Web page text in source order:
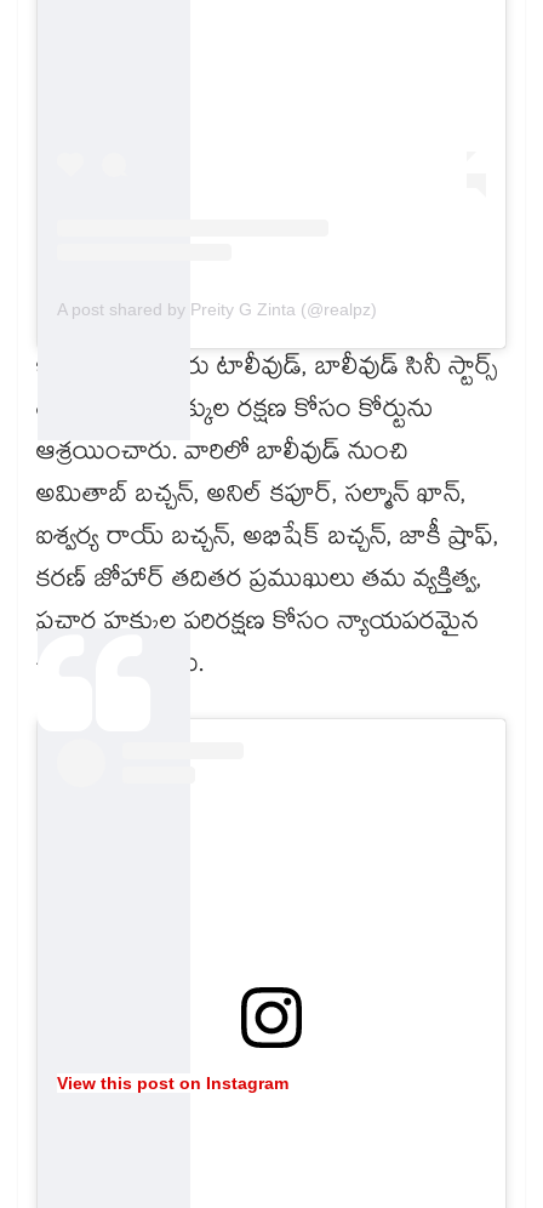
A post shared by Preity G Zinta (@realpz)
ఇప్పటికే పలువురు టాలీవుడ్, బాలీవుడ్ సినీ స్టార్స్
తమ వ్యక్తిత్వ హక్కుల రక్షణ కోసం కోర్టును
ఆశ్రయించారు. వారిలో బాలీవుడ్ నుంచి
అమితాబ్ బచ్చన్, అనిల్ కపూర్, సల్మాన్ ఖాన్,
ఐశ్వర్య రాయ్ బచ్చన్, అభిషేక్ బచ్చన్, జాకీ ష్రాఫ్,
కరణ్ జోహార్ తదితర ప్రముఖులు తమ వ్యక్తిత్వ,
ప్రచార హక్కుల పరిరక్షణ కోసం న్యాయపరమైన
చర్యలు చేపట్టారు.
View this post on Instagram